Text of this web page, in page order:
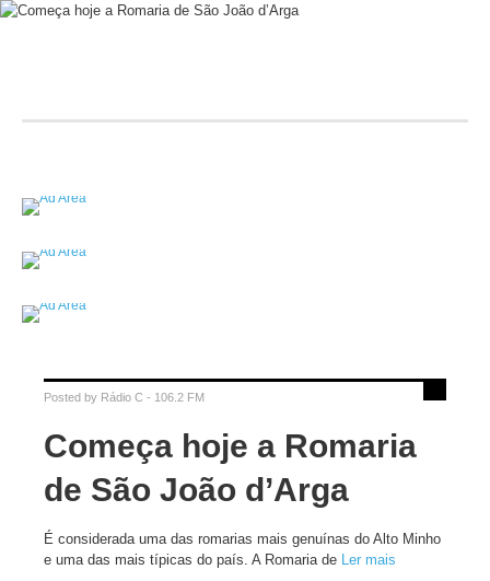
Posted by Rádio C - 106.2 FM
Começa hoje a Romaria
de São João d’Arga
É considerada uma das romarias mais genuínas do Alto Minho
e uma das mais típicas do país. A Romaria de Ler mais